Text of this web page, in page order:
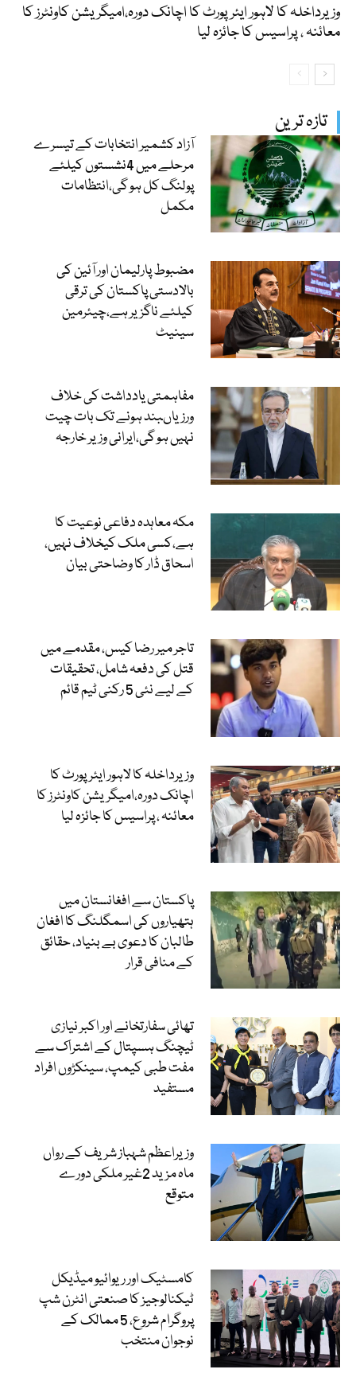
تازہ ترین
آزاد کشمیر انتخابات کے تیسرے
مرحلے میں 4نشستوں کیلئے
پولنگ کل ہو گی،انتظامات
مکمل
مضبوط پارلیمان اور آئین کی
بالادستی پاکستان کی ترقی
کیلئے ناگزیر ہے،چیئرمین
سینیٹ
مفاہمتی یادداشت کی خلاف
ورزیاںبند ہونے تک بات چیت
نہیں ہو گی،ایرانی وزیر خارجہ
مکہ معاہدہ دفاعی نوعیت کا
ہے،کسی ملک کیخلاف نہیں،
اسحاق ڈار کا وضاحتی بیان
تاجر میر رضا کیس، مقدمے میں
قتل کی دفعہ شامل، تحقیقات
کے لیے نئی 5 رکنی ٹیم قائم
وزیرداخلہ کا لاہور ایئرپورٹ کا
اچانک دورہ،امیگریشن کاونٹرز کا
معائنہ ، پراسیس کا جائزہ لیا
پاکستان سے افغانستان میں
ہتھیاروں کی اسمگلنگ کا افغان
طالبان کا دعوی بے بنیاد، حقائق
کے منافی قرار
تھائی سفارتخانے اور اکبر نیازی
ٹیچنگ ہسپتال کے اشتراک سے
مفت طبی کیمپ، سینکڑوں افراد
مستفید
وزیراعظم شہباز شریف کے رواں
ماہ مزید 2غیر ملکی دورے
متوقع
کامسٹیک اور ریوائیو میڈیکل
ٹیکنالوجیز کا صنعتی انٹرن شپ
پروگرام شروع، 5 ممالک کے
نوجوان منتخب
وزیرداخلہ کا لاہور ایئرپورٹ کا اچانک دورہ،امیگریشن کاونٹرز کا
معائنہ ، پراسیس کا جائزہ لیا